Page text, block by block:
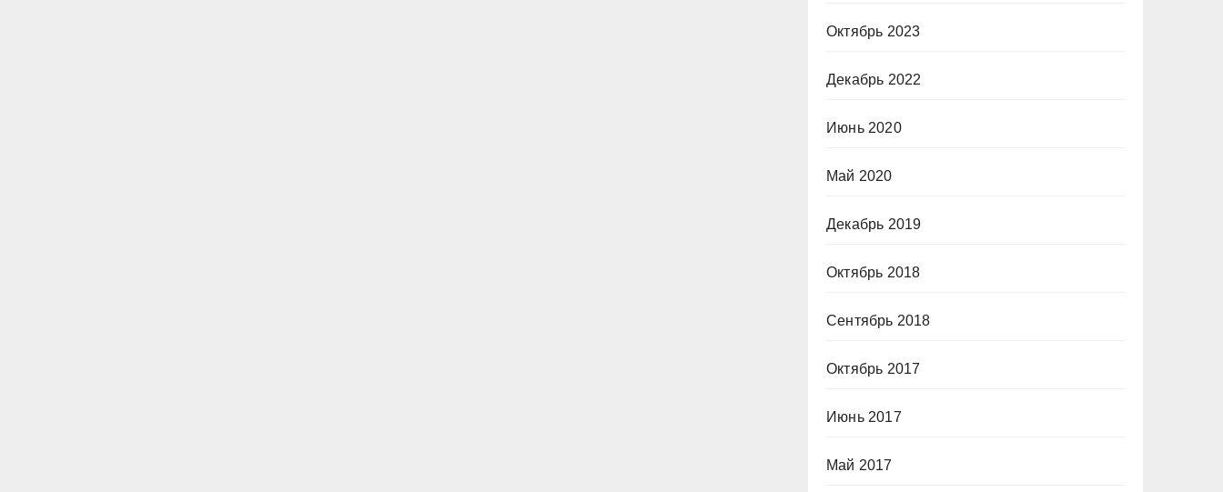
Октябрь 2023
Декабрь 2022
Июнь 2020
Май 2020
Декабрь 2019
Октябрь 2018
Сентябрь 2018
Октябрь 2017
Июнь 2017
Май 2017